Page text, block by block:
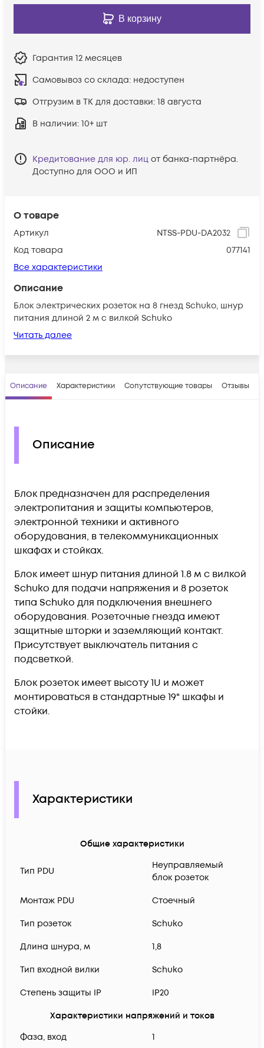
О товаре
Артикул
NTSS-PDU-DA2032
Код товара
077141
Все характеристики
Описание
Блок электрических розеток на 8 гнезд Schuko, шнур
питания длиной 2 м с вилкой Schuko
Читать далее
В корзину
Гарантия 12 месяцев
Самовывоз со склада: недоступен
Отгрузим в ТК для доставки: 18 августа
В наличии: 10+ шт
Кредитование для юр. лиц от банка-партнёра.
Доступно для ООО и ИП
Описание Характеристики Сопутствующие товары Отзывы
Описание
Блок предназначен для распределения
электропитания и защиты компьютеров,
электронной техники и активного
оборудования, в телекоммуникационных
шкафах и стойках.
Блок имеет шнур питания длиной 1.8 м с вилкой
Schuko для подачи напряжения и 8 розеток
типа Schuko для подключения внешнего
оборудования. Розеточные гнезда имеют
защитные шторки и заземляющий контакт.
Присутствует выключатель питания с
подсветкой.
Блок розеток имеет высоту 1U и может
монтироваться в стандартные 19" шкафы и
стойки.
Характеристики
Общие характеристики
Тип PDU
Неуправляемый
блок розеток
Монтаж PDU Стоечный
Тип розеток Schuko
Длина шнура, м 1,8
Тип входной вилки Schuko
Степень защиты IP IP20
Характеристики напряжений и токов
Фаза, вход
1